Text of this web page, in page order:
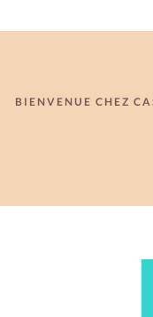
BIENVENUE CHEZ